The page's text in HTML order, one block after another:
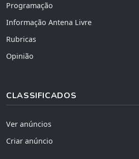
Programação
Informação Antena Livre
Rubricas
Opinião
CLASSIFICADOS
Ver anúncios
Criar anúncio